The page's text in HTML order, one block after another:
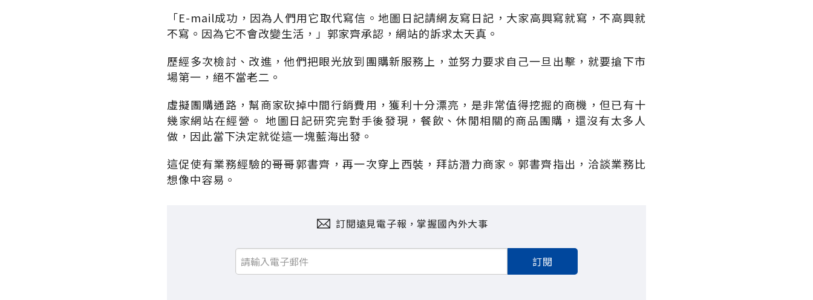
「E-mail成功，因為人們用它取代寫信。地圖日記請網友寫日記，大家高興寫就寫，不高興就
不寫。因為它不會改變生活，」郭家齊承認，網站的訴求太天真。
歷經多次檢討、改進，他們把眼光放到團購新服務上，並努力要求自己一旦出擊，就要搶下市
場第一，絕不當老二。
虛擬團購通路，幫商家砍掉中間行銷費用，獲利十分漂亮，是非常值得挖掘的商機，但已有十
幾家網站在經營。 地圖日記研究完對手後發現，餐飲、休閒相關的商品團購，還沒有太多人
做，因此當下決定就從這一塊藍海出發。
這促使有業務經驗的哥哥郭書齊，再一次穿上西裝，拜訪潛力商家。郭書齊指出，洽談業務比
想像中容易。
訂閱遠見電子報，掌握國內外大事
訂閱